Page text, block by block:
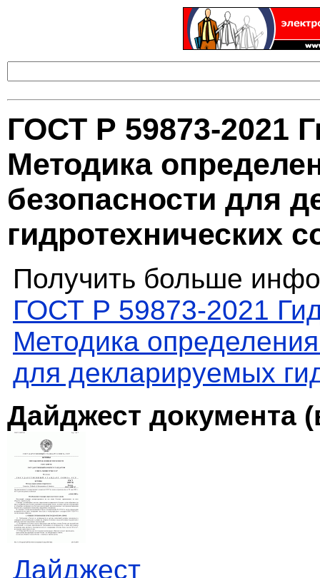
ГОСТ Р 59873-2021
Методика
безопасности для
гидротехнических
Получить больше
ГОСТ Р 59873-2021
Методика
для декларируемых
Дайджест документа
Дайджест